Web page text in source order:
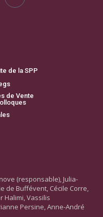
de la SPP
de Vente
(responsable), Julia-
de Buffévent, Cécile Corre,
Halimi, Vassilis
Persine, Anne-André